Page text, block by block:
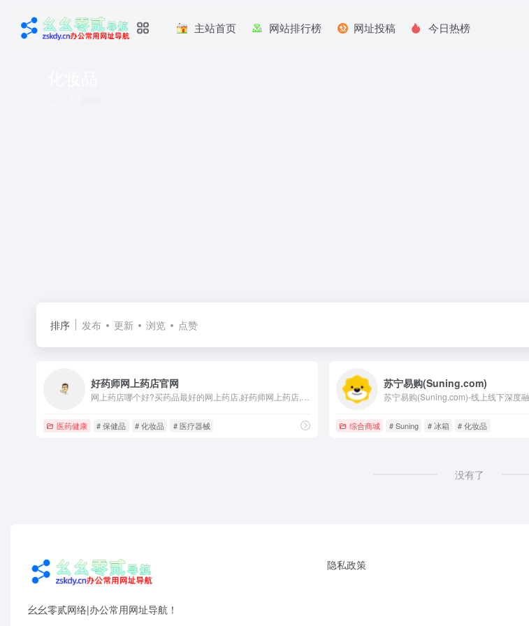
主站首页 网站排行榜 网址投稿 今日热榜
排序 发布 更新 浏览 点赞
好药师网上药店官网
医药健康 # 保健品 # 化妆品 # 医疗器械
苏宁易购(Suning.com)
综合商城 # Suning # 冰箱 # 化妆品
没有了
幺幺零贰网络|办公常用网址导航！
隐私政策